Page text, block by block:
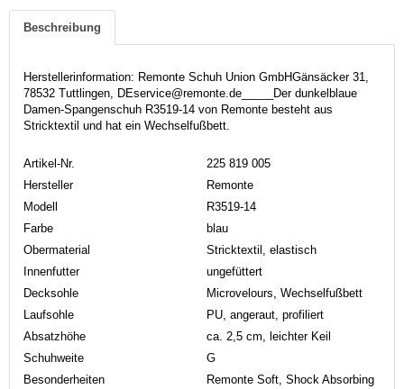
Beschreibung
Herstellerinformation: Remonte Schuh Union GmbHGänsäcker 31,
78532 Tuttlingen, DEservice@remonte.de_____Der dunkelblaue
Damen-Spangenschuh R3519-14 von Remonte besteht aus
Stricktextil und hat ein Wechselfußbett.
Artikel-Nr.
225 819 005
Hersteller
Remonte
Modell
R3519-14
Farbe
blau
Obermaterial
Stricktextil, elastisch
Innenfutter
ungefüttert
Decksohle
Microvelours, Wechselfußbett
Laufsohle
PU, angeraut, profiliert
Absatzhöhe
ca. 2,5 cm, leichter Keil
Schuhweite
G
Besonderheiten
Remonte Soft, Shock Absorbing